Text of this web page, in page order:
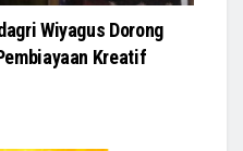
Wiyagus Dorong
Kreatif